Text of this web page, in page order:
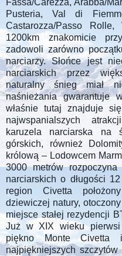
Fassa/Carezza, Arabba/
Pusteria, Val di
Castarozza/Passo
1200km znakomicie
zadowoli zarówno
narciarzy. Słońce jest
narciarskich przez
naturalny śnieg miał
naśnieżania gwarantuje
właśnie tutaj znajduje
najwspanialszych
karuzela narciarska
górskich, również
królową – Lodowcem
3000 metrów
narciarskich o długości
region Civetta
dziewiczej natury,
miejsce stałej rezydencji
Już w XIX wieku pierwsi
piękno Monte
najpiękniejszych